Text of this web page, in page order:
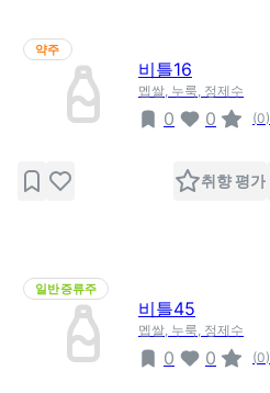
약주
비틀16
멥쌀, 누룩, 정제수
0 0 (0)
취향 평가
일반증류주
비틀45
멥쌀, 누룩, 정제수
0 0 (0)